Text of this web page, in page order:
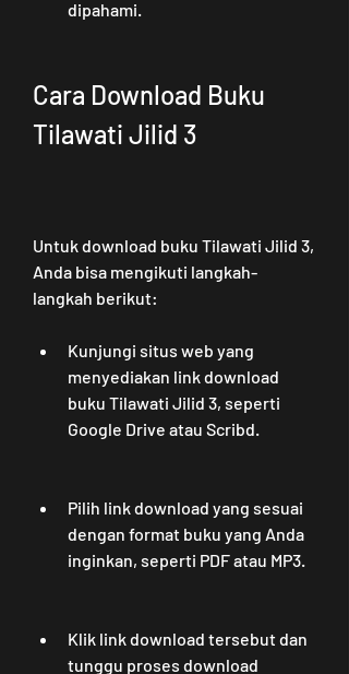
dipahami.
Cara Download Buku
Tilawati Jilid 3
Untuk download buku Tilawati Jilid 3,
Anda bisa mengikuti langkah-
langkah berikut:
Kunjungi situs web yang
menyediakan link download
buku Tilawati Jilid 3, seperti
Google Drive atau Scribd.
Pilih link download yang sesuai
dengan format buku yang Anda
inginkan, seperti PDF atau MP3.
Klik link download tersebut dan
tunggu proses download